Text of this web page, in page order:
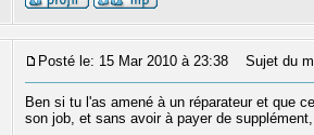
Posté le: 15 Mar 2010 à 23:38 Sujet du
Ben si tu l'as amené à un réparateur et que
son job, et sans avoir à payer de